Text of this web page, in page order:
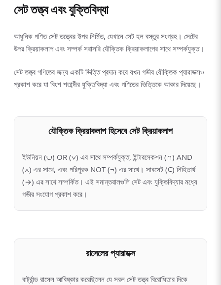
সেট তত্ত্ব এবং যুক্তিবিদ্যা
আধুনিক গণিত সেট তত্ত্বের উপর নির্মিত, যেখানে সেট হল বস্তুর সংগ্রহ। সেটের
উপর ক্রিয়াকলাপ এবং সম্পর্ক সরাসরি যৌক্তিক ক্রিয়াকলাপের সাথে সম্পর্কযুক্ত।
সেট তত্ত্ব গণিতের জন্য একটি ভিত্তি প্রদান করে যখন গভীর যৌক্তিক প্যারাডক্সও
প্রকাশ করে যা বিংশ শতাব্দীর যুক্তিবিদ্যা এবং গণিতের ভিত্তিকে আকার দিয়েছে।
যৌক্তিক ক্রিয়াকলাপ হিসেবে সেট ক্রিয়াকলাপ
ইউনিয়ন (∪) OR (∨) এর সাথে সম্পর্কযুক্ত, ইন্টারসেকশন (∩) AND
(∧) এর সাথে, এবং পরিপূরক NOT (¬) এর সাথে। সাবসেট (⊆) নিহিতার্থ
(→) এর সাথে সম্পর্কিত। এই সমান্তরালগুলি সেট এবং যুক্তিবিদ্যার মধ্যে
গভীর সংযোগ প্রকাশ করে।
রাসেলের প্যারাডক্স
বার্ট্রান্ড রাসেল আবিষ্কার করেছিলেন যে সরল সেট তত্ত্ব বিরোধিতার দিকে